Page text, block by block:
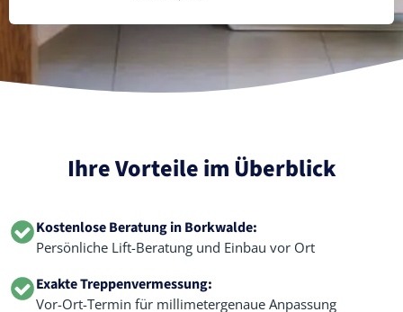
Ihre Vorteile im Überblick
Kostenlose Beratung in Borkwalde:
Persönliche Lift-Beratung und Einbau vor Ort
Exakte Treppenvermessung:
Vor-Ort-Termin für millimetergenaue Anpassung